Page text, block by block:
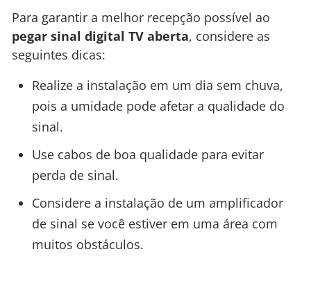
Para garantir a melhor recepção possível ao
pegar sinal digital TV aberta, considere as
seguintes dicas:
Realize a instalação em um dia sem chuva,
pois a umidade pode afetar a qualidade do
sinal.
Use cabos de boa qualidade para evitar
perda de sinal.
Considere a instalação de um amplificador
de sinal se você estiver em uma área com
muitos obstáculos.